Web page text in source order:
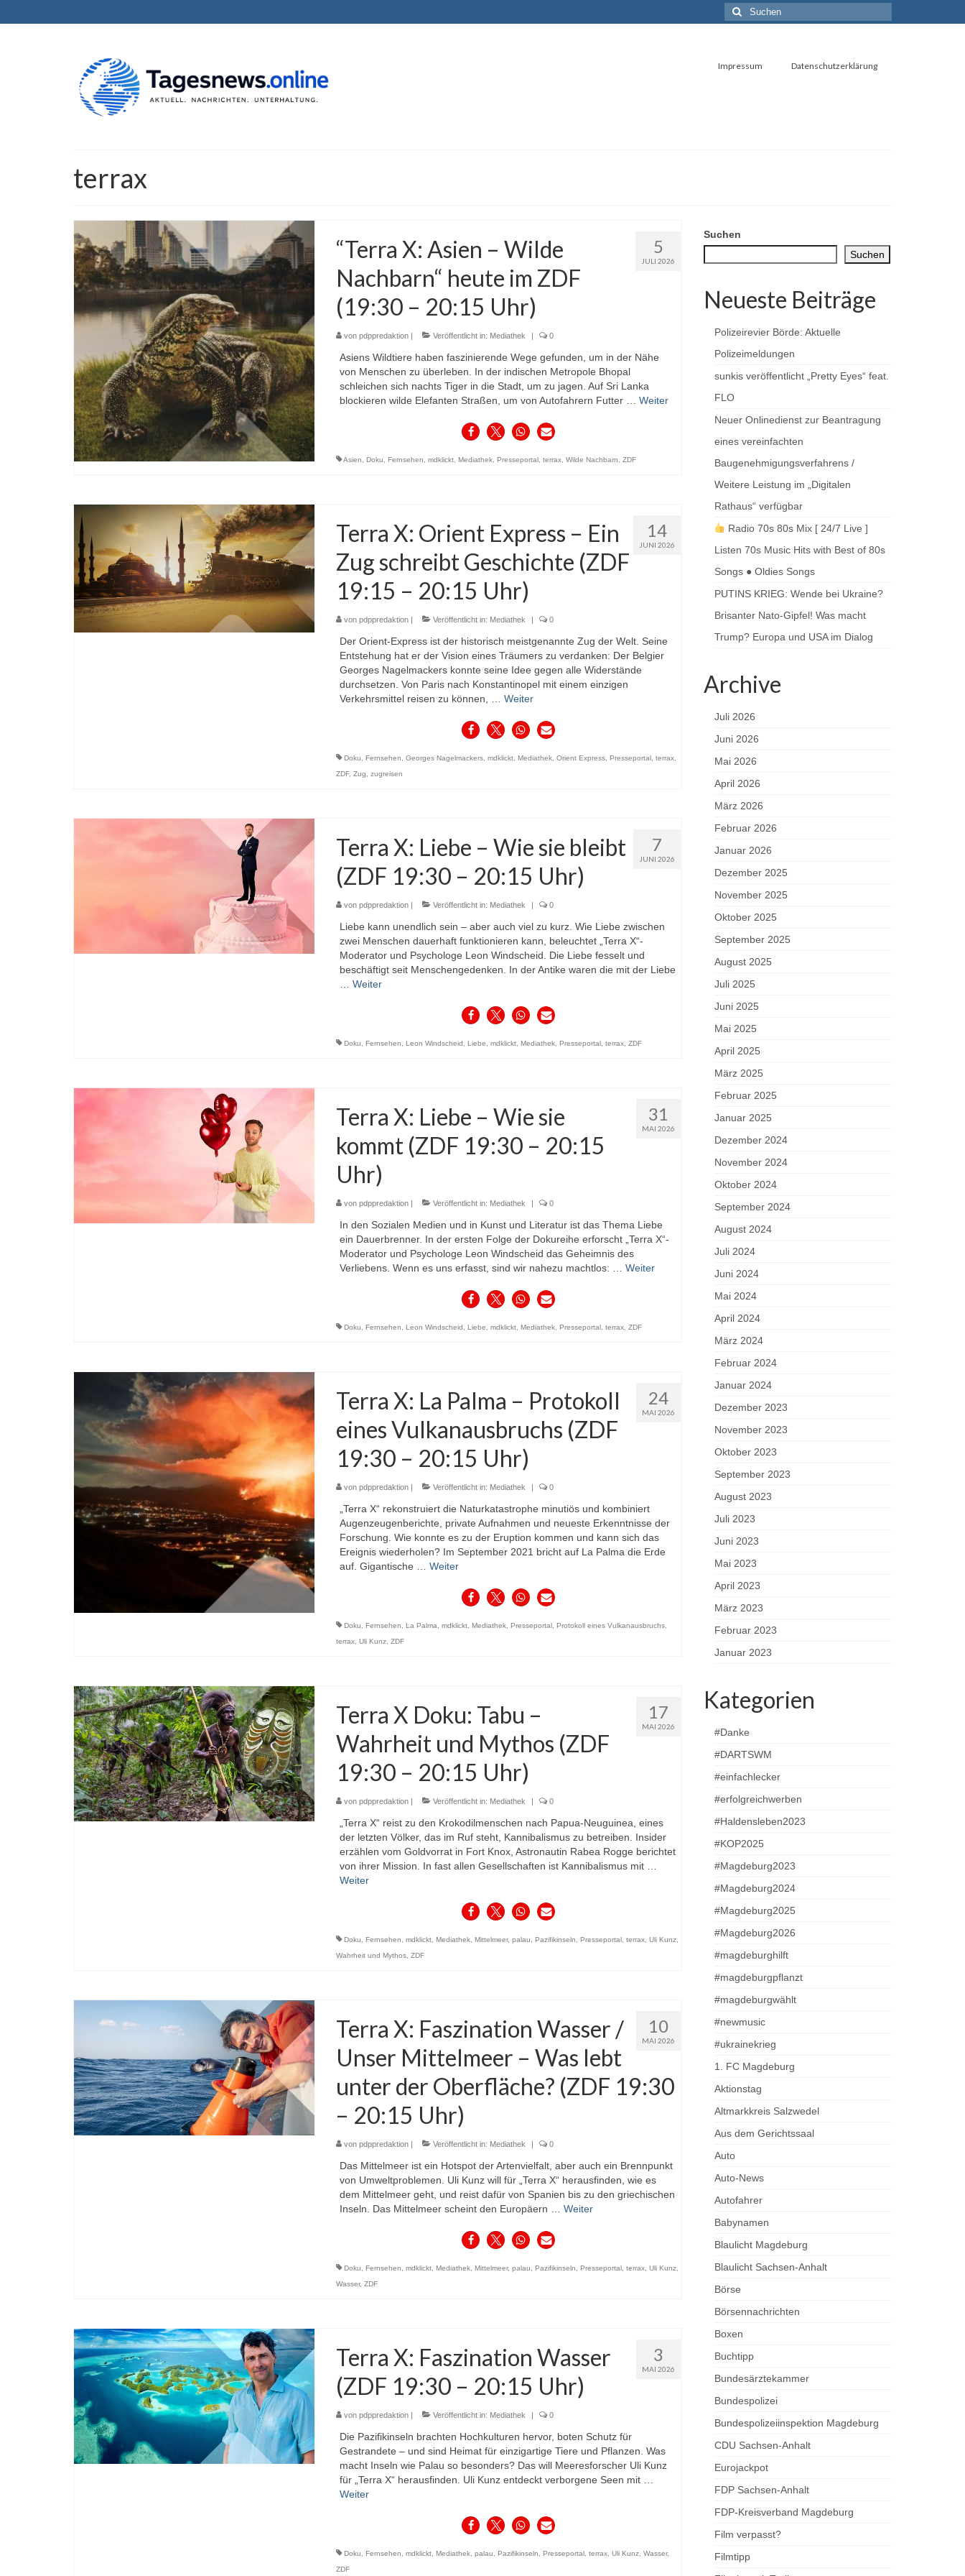
Suchen
nach:
Impressum Datenschutzerklärung
terrax
5
JULI 2026
​​​​​​​“Terra X: Asien – Wilde
Nachbarn“ heute im ZDF
(19:30 – 20:15 Uhr)
von pdppredaktion| Veröffentlicht in: Mediathek | 0
Asiens Wildtiere haben faszinierende Wege gefunden, um in der Nähe
von Menschen zu überleben. In der indischen Metropole Bhopal
schleichen sich nachts Tiger in die Stadt, um zu jagen. Auf Sri Lanka
blockieren wilde Elefanten Straßen, um von Autofahrern Futter … Weiter
Asien Doku Fernsehen mdklickt, Mediathek, Presseportal, terrax, Wilde Nachbarn ZDF
14
JUNI 2026
Terra X: Orient Express – Ein
Zug schreibt Geschichte (ZDF
19:15 – 20:15 Uhr)
von pdppredaktion| Veröffentlicht in: Mediathek | 0
Der Orient-Express ist der historisch meistgenannte Zug der Welt. Seine
Entstehung hat er der Vision eines Träumers zu verdanken: Der Belgier
Georges Nagelmackers konnte seine Idee gegen alle Widerstände
durchsetzen. Von Paris nach Konstantinopel mit einem einzigen
Verkehrsmittel reisen zu können, … Weiter
Doku Fernsehen Georges Nagelmackers, mdklickt, Mediathek, Orient Express, Presseportal, terrax,
ZDF, Zug zugreisen
7
JUNI 2026
Terra X: Liebe – Wie sie bleibt
(ZDF 19:30 – 20:15 Uhr)
von pdppredaktion| Veröffentlicht in: Mediathek | 0
Liebe kann unendlich sein – aber auch viel zu kurz. Wie Liebe zwischen
zwei Menschen dauerhaft funktionieren kann, beleuchtet „Terra X“-
Moderator und Psychologe Leon Windscheid. Die Liebe fesselt und
beschäftigt seit Menschengedenken. In der Antike waren die mit der Liebe
Weiter
Doku Fernsehen Leon Windscheid Liebe mdklickt, Mediathek, Presseportal, terrax, ZDF
31
MAI 2026
Terra X: Liebe – Wie sie
kommt (ZDF 19:30 – 20:15
Uhr)
von pdppredaktion| Veröffentlicht in: Mediathek | 0
In den Sozialen Medien und in Kunst und Literatur ist das Thema Liebe
ein Dauerbrenner. In der ersten Folge der Dokureihe erforscht „Terra X“-
Moderator und Psychologe Leon Windscheid das Geheimnis des
Verliebens. Wenn es uns erfasst, sind wir nahezu machtlos: … Weiter
Doku Fernsehen Leon Windscheid Liebe mdklickt, Mediathek, Presseportal, terrax, ZDF
24
MAI 2026
Terra X: La Palma – Protokoll
eines Vulkanausbruchs (ZDF
19:30 – 20:15 Uhr)
von pdppredaktion| Veröffentlicht in: Mediathek | 0
„Terra X“ rekonstruiert die Naturkatastrophe minutiös und kombiniert
Augenzeugenberichte, private Aufnahmen und neueste Erkenntnisse der
Forschung. Wie konnte es zu der Eruption kommen und kann sich das
Ereignis wiederholen? Im September 2021 bricht auf La Palma die Erde
auf. Gigantische … Weiter
Doku Fernsehen La Palma mdklickt, Mediathek, Presseportal, Protokoll eines Vulkanausbruchs,
terrax, Uli Kunz, ZDF
17
MAI 2026
Terra X Doku: Tabu –
Wahrheit und Mythos (ZDF
19:30 – 20:15 Uhr)
von pdppredaktion| Veröffentlicht in: Mediathek | 0
„Terra X“ reist zu den Krokodilmenschen nach Papua-Neuguinea, eines
der letzten Völker, das im Ruf steht, Kannibalismus zu betreiben. Insider
erzählen vom Goldvorrat in Fort Knox, Astronautin Rabea Rogge berichtet
von ihrer Mission. In fast allen Gesellschaften ist Kannibalismus mit …
Weiter
Doku Fernsehen mdklickt, Mediathek, Mittelmeer, palau Pazifikinseln Presseportal, terrax, Uli Kunz,
Wahrheit und Mythos, ZDF
10
MAI 2026
Terra X: Faszination Wasser /
Unser Mittelmeer – Was lebt
unter der Oberfläche? (ZDF 19:30
– 20:15 Uhr)
von pdppredaktion| Veröffentlicht in: Mediathek | 0
Das Mittelmeer ist ein Hotspot der Artenvielfalt, aber auch ein Brennpunkt
von Umweltproblemen. Uli Kunz will für „Terra X“ herausfinden, wie es
dem Mittelmeer geht, und reist dafür von Spanien bis zu den griechischen
Inseln. Das Mittelmeer scheint den Europäern … Weiter
Doku Fernsehen mdklickt, Mediathek, Mittelmeer, palau Pazifikinseln Presseportal, terrax, Uli Kunz,
Wasser, ZDF
3
MAI 2026
Terra X: Faszination Wasser
(ZDF 19:30 – 20:15 Uhr)
von pdppredaktion| Veröffentlicht in: Mediathek | 0
Die Pazifikinseln brachten Hochkulturen hervor, boten Schutz für
Gestrandete – und sind Heimat für einzigartige Tiere und Pflanzen. Was
macht Inseln wie Palau so besonders? Das will Meeresforscher Uli Kunz
für „Terra X“ herausfinden. Uli Kunz entdeckt verborgene Seen mit …
Weiter
Doku Fernsehen mdklickt, Mediathek, palau Pazifikinseln Presseportal, terrax, Uli Kunz, Wasser,
ZDF
Suchen
Suchen
Neueste Beiträge
Polizeirevier Börde: Aktuelle
Polizeimeldungen
sunkis veröffentlicht „Pretty Eyes“ feat.
FLO
Neuer Onlinedienst zur Beantragung
eines vereinfachten
Baugenehmigungsverfahrens /
Weitere Leistung im „Digitalen
Rathaus“ verfügbar
Radio 70s 80s Mix [ 24/7 Live ]
Listen 70s Music Hits with Best of 80s
Songs ● Oldies Songs
PUTINS KRIEG: Wende bei Ukraine?
Brisanter Nato-Gipfel! Was macht
Trump? Europa und USA im Dialog
Archive
Juli 2026
Juni 2026
Mai 2026
April 2026
März 2026
Februar 2026
Januar 2026
Dezember 2025
November 2025
Oktober 2025
September 2025
August 2025
Juli 2025
Juni 2025
Mai 2025
April 2025
März 2025
Februar 2025
Januar 2025
Dezember 2024
November 2024
Oktober 2024
September 2024
August 2024
Juli 2024
Juni 2024
Mai 2024
April 2024
März 2024
Februar 2024
Januar 2024
Dezember 2023
November 2023
Oktober 2023
September 2023
August 2023
Juli 2023
Juni 2023
Mai 2023
April 2023
März 2023
Februar 2023
Januar 2023
Kategorien
#Danke
#DARTSWM
#einfachlecker
#erfolgreichwerben
#Haldensleben2023
#KOP2025
#Magdeburg2023
#Magdeburg2024
#Magdeburg2025
#Magdeburg2026
#magdeburghilft
#magdeburgpflanzt
#magdeburgwählt
#newmusic
#ukrainekrieg
1. FC Magdeburg
Aktionstag
Altmarkkreis Salzwedel
Aus dem Gerichtssaal
Auto
Auto-News
Autofahrer
Babynamen
Blaulicht Magdeburg
Blaulicht Sachsen-Anhalt
Börse
Börsennachrichten
Boxen
Buchtipp
Bundesärztekammer
Bundespolizei
Bundespolizeiinspektion Magdeburg
CDU Sachsen-Anhalt
Eurojackpot
FDP Sachsen-Anhalt
FDP-Kreisverband Magdeburg
Film verpasst?
Filmtipp